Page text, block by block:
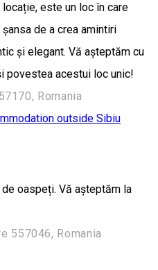
este un loc în care
de a crea amintiri
și elegant. Vă așteptăm cu
povestea acestui loc unic!
Romania
outside Sibiu
oaspeți. Vă așteptăm la
557046, Romania